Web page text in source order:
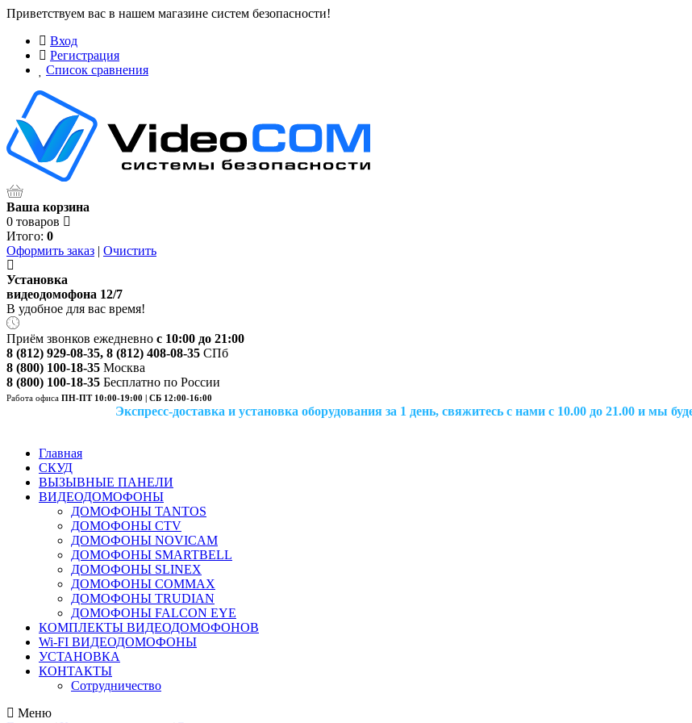
Приветствуем вас в нашем магазине систем безопасности!
Вход
Регистрация
Список сравнения
Ваша корзина
0 товаров
Итого: 0
Оформить заказ | Очистить
Установка
видеодомофона 12/7
В удобное для вас время!
Приём звонков ежедневно с 10:00 до 21:00
8 (812) 929-08-35, 8 (812) 408-08-35 СПб
8 (800) 100-18-35 Москва
8 (800) 100-18-35 Бесплатно по России
Работа офиса ПН-ПТ 10:00-19:00 | СБ 12:00-16:00
Экспресс-доставка и установка оборудования за 1 день, свяжитесь с нами с 10.00 до 21.00 и мы
Главная
СКУД
ВЫЗЫВНЫЕ ПАНЕЛИ
ВИДЕОДОМОФОНЫ
ДОМОФОНЫ TANTOS
ДОМОФОНЫ CTV
ДОМОФОНЫ NOVICAM
ДОМОФОНЫ SMARTBELL
ДОМОФОНЫ SLINEX
ДОМОФОНЫ COMMAX
ДОМОФОНЫ TRUDIAN
ДОМОФОНЫ FALCON EYE
КОМПЛЕКТЫ ВИДЕОДОМОФОНОВ
Wi-FI ВИДЕОДОМОФОНЫ
УСТАНОВКА
КОНТАКТЫ
Сотрудничество
Меню